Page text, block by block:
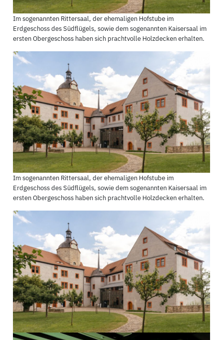
Im sogenannten Rittersaal, der ehemaligen Hofstube im
Erdgeschoss des Südflügels, sowie dem sogenannten Kaisersaal im
ersten Obergeschoss haben sich prachtvolle Holzdecken erhalten.
Im sogenannten Rittersaal, der ehemaligen Hofstube im
Erdgeschoss des Südflügels, sowie dem sogenannten Kaisersaal im
ersten Obergeschoss haben sich prachtvolle Holzdecken erhalten.